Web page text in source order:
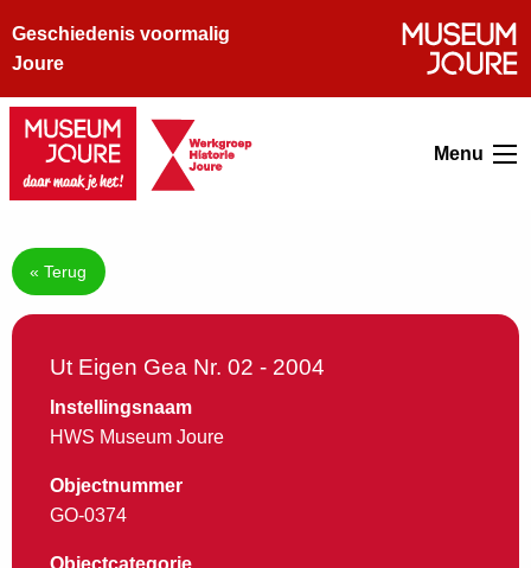
Geschiedenis voormalig
Joure
Menu
« Terug
Ut Eigen Gea Nr. 02 - 2004
Instellingsnaam
HWS Museum Joure
Objectnummer
GO-0374